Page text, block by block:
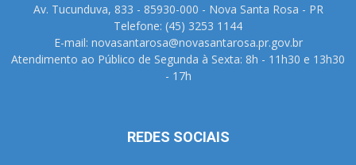
Av. Tucunduva, 833 - 85930-000 - Nova Santa Rosa - PR
Telefone: (45) 3253 1144
E-mail: novasantarosa@novasantarosa.pr.gov.br
Atendimento ao Público de Segunda à Sexta: 8h - 11h30 e 13h30
- 17h
REDES SOCIAIS